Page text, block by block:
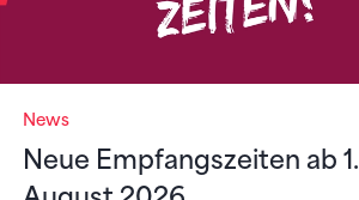
News
Neue Empfangszeiten ab 1.